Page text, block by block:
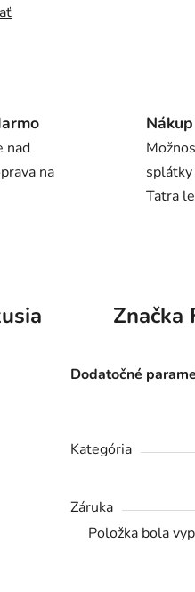
nad
na
splátky
Tatra
Značka
Dodatočné
Kategória
Záruka
Položka bola